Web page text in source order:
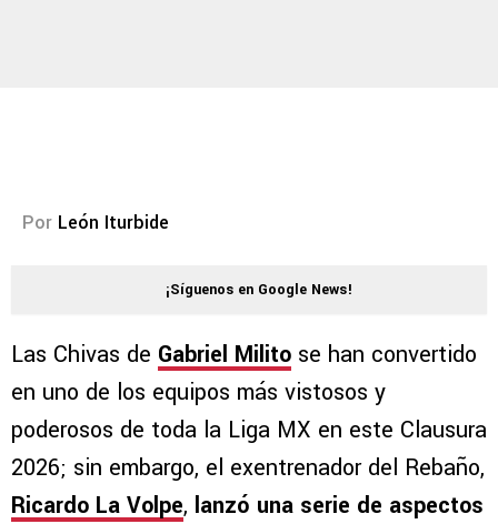
Por León Iturbide
¡Síguenos en Google News!
Las Chivas de Gabriel Milito se han convertido
en uno de los equipos más vistosos y
poderosos de toda la Liga MX en este Clausura
2026; sin embargo, el exentrenador del Rebaño,
Ricardo La Volpe, lanzó una serie de aspectos